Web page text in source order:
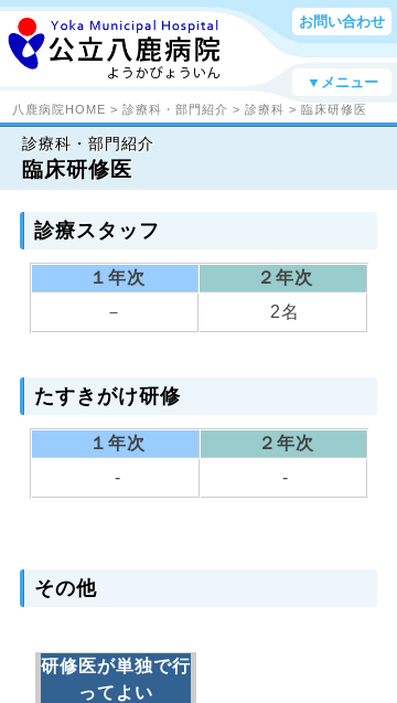
お問い合わせ
▼メニュー
八鹿病院HOME > 診療科・部門紹介 > 診療科 > 臨床研修医
診療科・部門紹介
臨床研修医
診療スタッフ
１年次
２年次
－
2名
たすきがけ研修
１年次
２年次
-
-
その他
研修医が単独で行
ってよい